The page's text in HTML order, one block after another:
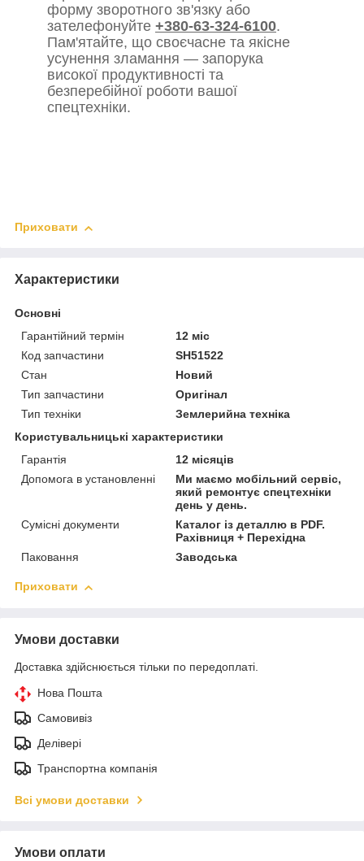
форму зворотного зв'язку або
зателефонуйте +380-63-324-6100.
Пам'ятайте, що своєчасне та якісне
усунення зламання — запорука
високої продуктивності та
безперебійної роботи вашої
спецтехніки.
Приховати
Характеристики
Основні
Гарантійний термін
12 міс
Код запчастини
SH51522
Стан
Новий
Тип запчастини
Оригінал
Тип техніки
Землерийна техніка
Користувальницькі характеристики
Гарантія
12 місяців
Допомога в установленні
Ми маємо мобільний сервіс,
який ремонтує спецтехніки
день у день.
Сумісні документи
Каталог із деталлю в PDF.
Рахівниця + Перехідна
Паковання
Заводська
Приховати
Умови доставки
Доставка здійснюється тільки по передоплаті.
Нова Пошта
Самовивіз
Делівері
Транспортна компанія
Всі умови доставки
Умови оплати